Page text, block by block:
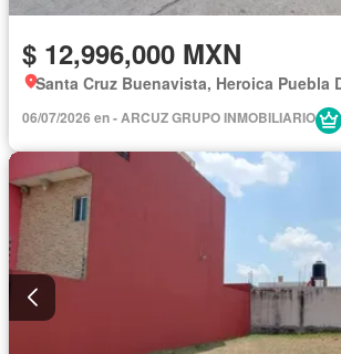
$ 12,996,000 MXN
Santa Cruz Buenavista, Heroica Puebla
06/07/2026 en - ARCUZ GRUPO INMOBILIARIO